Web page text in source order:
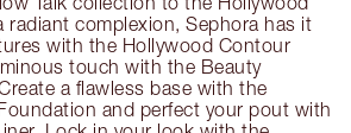
radiant complexion, Sephora has it
with the Hollywood Contour
touch with the Beauty
a flawless base with the
and perfect your pout with